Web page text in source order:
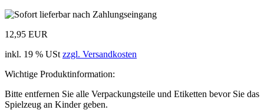
12,95 EUR
inkl. 19 % USt zzgl. Versandkosten
Wichtige Produktinformation:
Bitte entfernen Sie alle Verpackungsteile und Etiketten bevor Sie das
Spielzeug an Kinder geben.